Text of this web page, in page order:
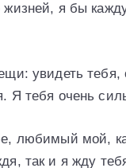
жизней, я бы
увидеть тебя,
Я тебя очень
любимый мой,
так и я жду